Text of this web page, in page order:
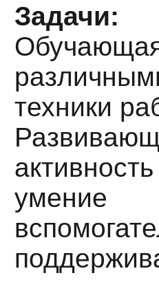
Задачи:
техники